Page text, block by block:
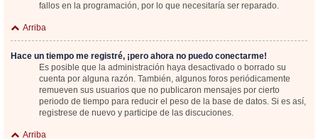
fallos en la programación, por lo que necesitaría ser reparado.
Arriba
Hace un tiempo me registré, ¡pero ahora no puedo conectarme!
Es posible que la administración haya desactivado o borrado su
cuenta por alguna razón. También, algunos foros periódicamente
remueven sus usuarios que no publicaron mensajes por cierto
periodo de tiempo para reducir el peso de la base de datos. Si es así,
registrese de nuevo y participe de las discuciones.
Arriba